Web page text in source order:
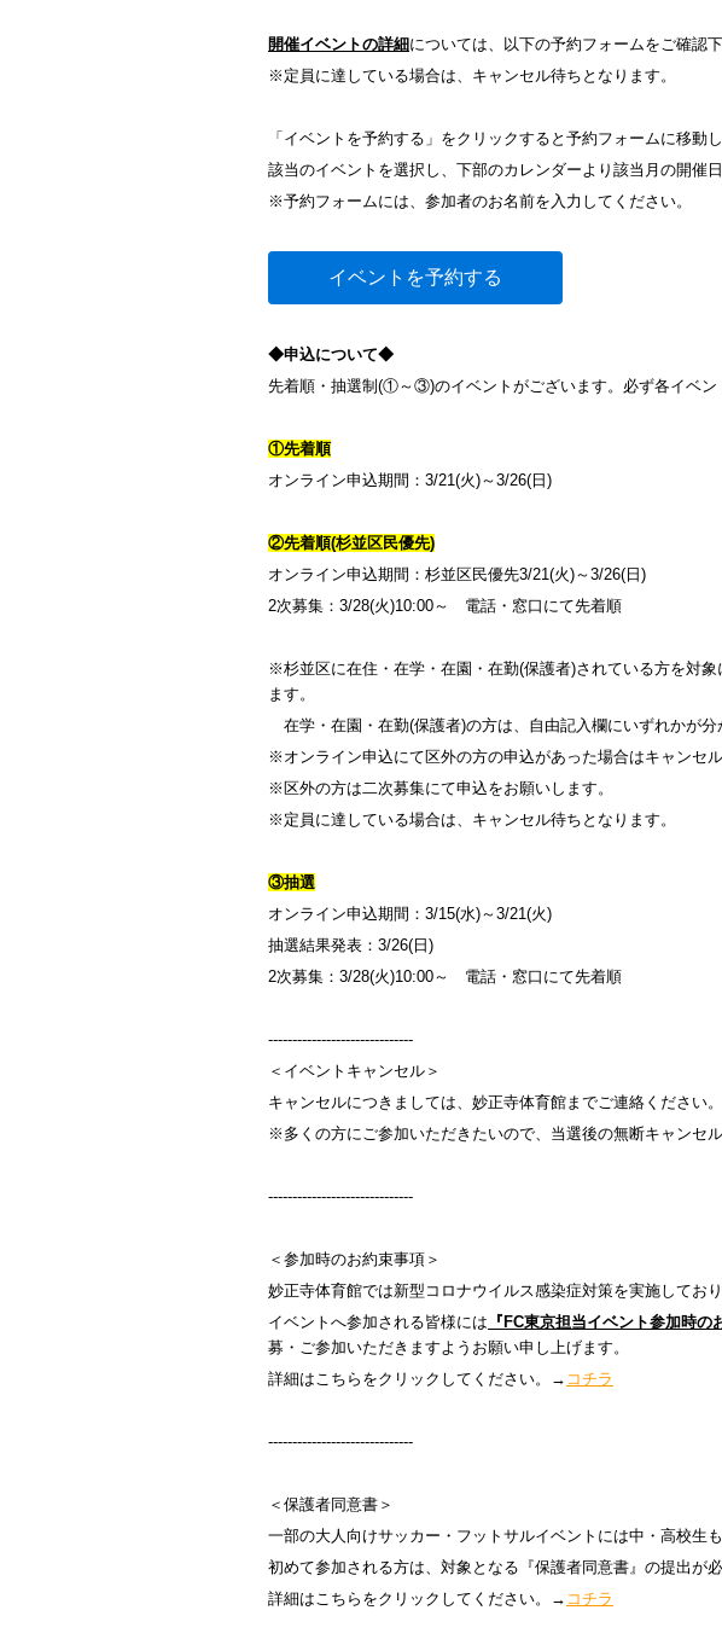
開催イベントの詳細については、以下の予約フォームをご確認下
※定員に達している場合は、キャンセル待ちとなります。
「イベントを予約する」をクリックすると予約フォームに移動し
該当のイベントを選択し、下部のカレンダーより該当月の開催
※予約フォームには、参加者のお名前を入力してください。
イベントを予約する
◆申込について◆
先着順・抽選制(①～③)のイベントがございます。必ず各イベン
①先着順
オンライン申込期間：3/21(火)～3/26(日)
②先着順(杉並区民優先)
オンライン申込期間：杉並区民優先3/21(火)～3/26(日)
2次募集：3/28(火)10:00～ 電話・窓口にて先着順
※杉並区に在住・在学・在園・在勤(保護者)されている方を対
ます。
在学・在園・在勤(保護者)の方は、自由記入欄にいずれかが分
※オンライン申込にて区外の方の申込があった場合はキャンセ
※区外の方は二次募集にて申込をお願いします。
※定員に達している場合は、キャンセル待ちとなります。
③抽選
オンライン申込期間：3/15(水)～3/21(火)
抽選結果発表：3/26(日)
2次募集：3/28(火)10:00～ 電話・窓口にて先着順
------------------------------
＜イベントキャンセル＞
キャンセルにつきましては、妙正寺体育館までご連絡ください。
※多くの方にご参加いただきたいので、当選後の無断キャンセル
------------------------------
＜参加時のお約束事項＞
妙正寺体育館では新型コロナウイルス感染症対策を実施しており
イベントへ参加される皆様には 『 FC東京担当イベント参加時の
募・ご参加いただきますようお願い申し上げます。
詳細はこちらをクリックしてください。→ コチラ
------------------------------
＜保護者同意書＞
一部の大人向けサッカー・フットサルイベントには中・高校生
初めて参加される方は、対象となる『保護者同意書』の提出が必
詳細はこちらをクリックしてください。→ コチラ